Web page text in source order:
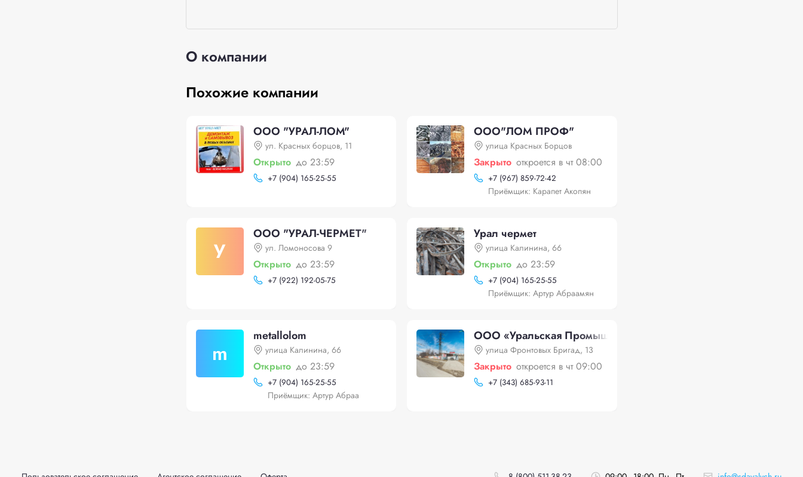
О компании
Похожие компании
OOO "УРАЛ-ЛОМ"
ул. Красных борцов, 11
Открыто до 23:59
+7 (904) 165-25-55
ООО"ЛОМ ПРОФ"
улица Красных Борцов
Закрыто откроется в чт 08:00
+7 (967) 859-72-42
Приёмщик: Карапет Акопян
У
ООО "УРАЛ-ЧЕРМЕТ"
ул. Ломоносова 9
Открыто до 23:59
+7 (922) 192-05-75
Урал чермет
улица Калинина, 66
Открыто до 23:59
+7 (904) 165-25-55
Приёмщик: Артур Абраамян
m
metallolom
улица Калинина, 66
Открыто до 23:59
+7 (904) 165-25-55
Приёмщик: Артур Абраа
ООО «Уральская Промышленная Компания»
улица Фронтовых Бригад, 13
Закрыто откроется в чт 09:00
+7 (343) 685-93-11